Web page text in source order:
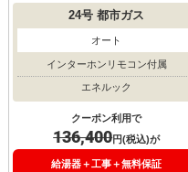
24号 都市ガス
オート
インターホンリモコン付属
エネルック
クーポン利用で
136,400円(税込)が
給湯器＋工事＋無料保証